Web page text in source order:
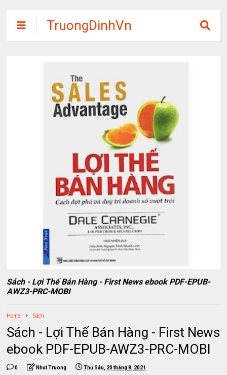
TruongDinhVn
Chia sẽ ebook,
phần mềm học
tập miễn phí
Sách - Lợi Thế Bán Hàng - First News ebook PDF-EPUB-
AWZ3-PRC-MOBI
Home Sách
Sách - Lợi Thế Bán Hàng - First News
ebook PDF-EPUB-AWZ3-PRC-MOBI
0 Nhut Truong Thứ Sáu, 20 tháng 8, 2021